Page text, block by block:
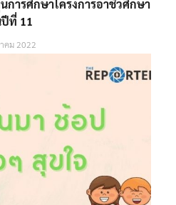
การศึกษาโครงการอาชีวศึกษา
ที่ 11
คม 2022